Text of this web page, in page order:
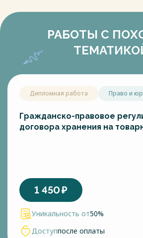
РАБОТЫ С
Дипломная работа Право и
Гражданско-правовое
договора хранения на
1 450₽
Уникальность от50%
Доступпосле оплаты